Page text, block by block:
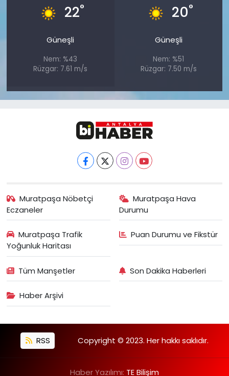
22°
Güneşli
Nem: %43
Rüzgar: 7.61 m/s
20°
Güneşli
Nem: %51
Rüzgar: 7.50 m/s
Muratpaşa Nöbetçi
Eczaneler
Muratpaşa Hava
Durumu
Muratpaşa Trafik
Yoğunluk Haritası
Puan Durumu ve Fikstür
Tüm Manşetler Son Dakika Haberleri
Haber Arşivi
RSS Copyright © 2023. Her hakkı saklıdır.
Haber Yazılımı: TE Bilişim